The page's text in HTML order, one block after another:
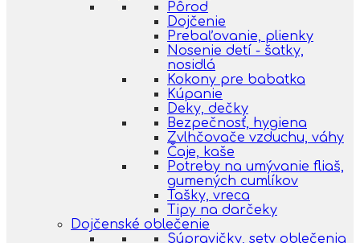
Pôrod
Dojčenie
Prebaľovanie, plienky
Nosenie detí - šatky,
nosidlá
Kokony pre babatka
Kúpanie
Deky, dečky
Bezpečnosť, hygiena
Zvlhčovače vzduchu, váhy
Čaje, kaše
Potreby na umývanie fliaš,
gumených cumlíkov
Tašky, vreca
Tipy na darčeky
Dojčenské oblečenie
Súpravičky, sety oblečenia